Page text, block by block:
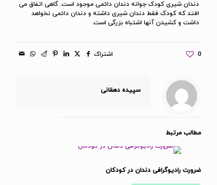
دندان شیری کودک جوانه دندان دائمی موجود است. گاهی اتفاق می
افتد که کودک فقط دندان شیری داشته و دندان دائمی نخواهد
داشت و کشیدن آنها اشتباه بزرگی است.
اشتراک 0
سپیده دهقانی
مطالب مرتبط
ضرورت رادیوگرافی دندان در کودکان